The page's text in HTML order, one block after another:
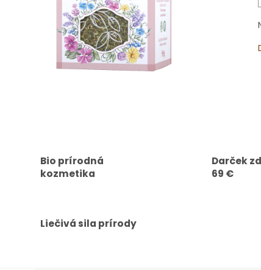
Bio prírodná
kozmetika
Darček
69 €
Liečivá sila prírody